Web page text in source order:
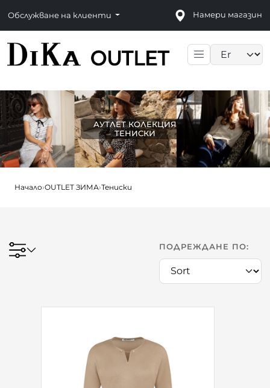
Обслужване на клиенти Намери магазин
АУТЛЕТ КОЛЕКЦИЯ
ТЕНИСКИ
Начало›OUTLET ЗИМА›Тениски
ПОДРЕЖДАНЕ ПО: